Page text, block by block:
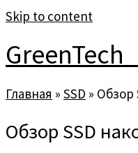
Skip to content
Главная » SSD » Обзор
Обзор SSD